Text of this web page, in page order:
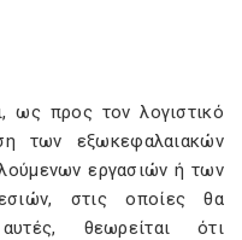
ως προς τον λογιστικό
των εξωκεφαλαιακών
εργασιών ή των
στις οποίες θα
θεωρείται ότι